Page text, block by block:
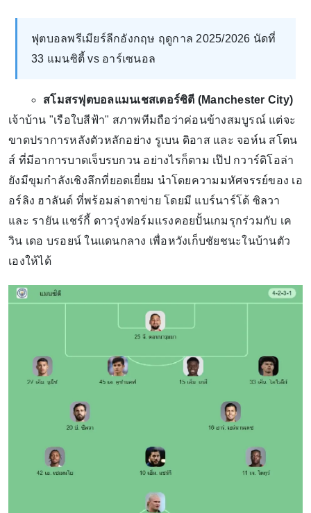
ฟุตบอลพรีเมียร์ลีกอังกฤษ ฤดูกาล 2025/2026 นัดที่
33 แมนซิตี้ vs อาร์เซนอล
สโมสรฟุตบอลแมนเชสเตอร์ซิตี (Manchester City)
เจ้าบ้าน "เรือใบสีฟ้า" สภาพทีมถือว่าค่อนข้างสมบูรณ์ แต่จะ
ขาดปราการหลังตัวหลักอย่าง รูเบน ดิอาส และ จอห์น สโตน
ส์ ที่มีอาการบาดเจ็บรบกวน อย่างไรก็ตาม เป๊ป กวาร์ดิโอล่า
ยังมีขุมกำลังเชิงลึกที่ยอดเยี่ยม นำโดยความมหัศจรรย์ของ เอ
อร์ลิง ฮาลันด์ ที่พร้อมล่าตาข่าย โดยมี แบร์นาร์โด้ ซิลวา
และ รายัน แชร์กี้ ดาวรุ่งฟอร์มแรงคอยปั้นเกมรุกร่วมกับ เค
วิน เดอ บรอยน์ ในแดนกลาง เพื่อหวังเก็บชัยชนะในบ้านตัว
เองให้ได้